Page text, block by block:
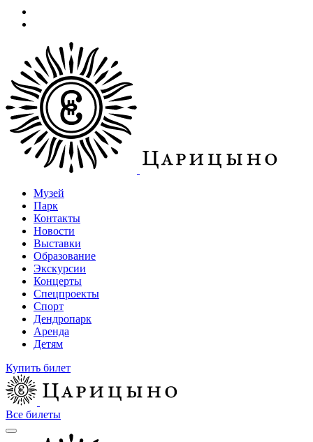
Музей
Парк
Контакты
Новости
Выставки
Образование
Экскурсии
Концерты
Спецпроекты
Спорт
Дендропарк
Аренда
Детям
Купить билет
Все билеты